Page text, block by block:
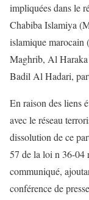
impliquées dans le
Chabiba Islamiya
islamique
Maghrib, Al
Badil Al Hadari,
En raison des liens
avec le réseau
dissolution de ce
57 de la loi n 36-04
communiqué,
conférence de